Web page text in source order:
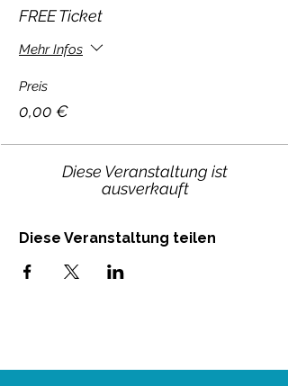
FREE Ticket
Mehr Infos
Preis
0,00 €
Diese Veranstaltung ist
ausverkauft
Diese Veranstaltung teilen